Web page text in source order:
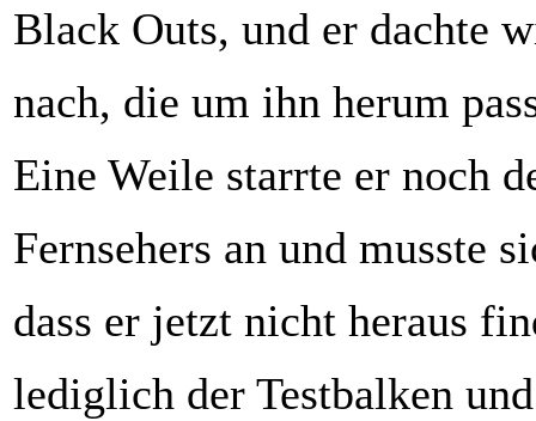
Black Outs, und er dachte
nach, die um ihn herum
Eine Weile starrte er noch
Fernsehers an und musste
dass er jetzt nicht heraus
lediglich der Testbalken